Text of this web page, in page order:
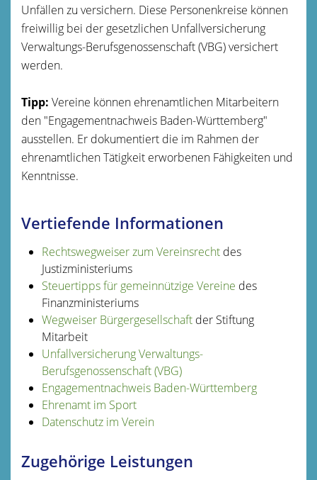
Unfällen zu versichern. Diese Personenkreise können
freiwillig bei der gesetzlichen Unfallversicherung
Verwaltungs-Berufsgenossenschaft (VBG) versichert
werden.
Tipp: Vereine können ehrenamtlichen Mitarbeitern
den "Engagementnachweis Baden-Württemberg"
ausstellen. Er dokumentiert die im Rahmen der
ehrenamtlichen Tätigkeit erworbenen Fähigkeiten und
Kenntnisse.
Vertiefende Informationen
Rechtswegweiser zum Vereinsrechtdes
Justizministeriums
Steuertipps für gemeinnützige Vereine des
Finanzministeriums
Wegweiser Bürgergesellschaftder Stiftung
Mitarbeit
Unfallversicherung Verwaltungs-
Berufsgenossenschaft (VBG)
Engagementnachweis Baden-Württemberg
Ehrenamt im Sport
Datenschutz im Verein
Zugehörige Leistungen